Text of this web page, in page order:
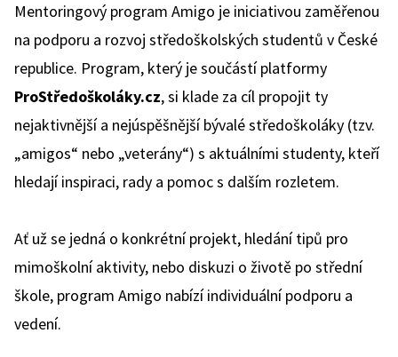
Mentoringový program Amigo je iniciativou zaměřenou
na podporu a rozvoj středoškolských studentů v České
republice. Program, který je součástí platformy
ProStředoškoláky.cz, si klade za cíl propojit ty
nejaktivnější a nejúspěšnější bývalé středoškoláky (tzv.
„amigos“ nebo „veterány“) s aktuálními studenty, kteří
hledají inspiraci, rady a pomoc s dalším rozletem.
Ať už se jedná o konkrétní projekt, hledání tipů pro
mimoškolní aktivity, nebo diskuzi o životě po střední
škole, program Amigo nabízí individuální podporu a
vedení.